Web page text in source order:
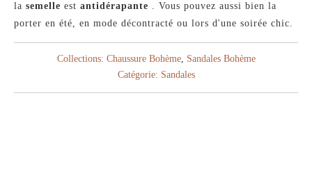
la semelle est antidérapante . Vous pouvez aussi bien la
porter en été, en mode décontracté ou lors d'une soirée chic.
Collections: Chaussure Bohème, Sandales Bohème
Catégorie: Sandales